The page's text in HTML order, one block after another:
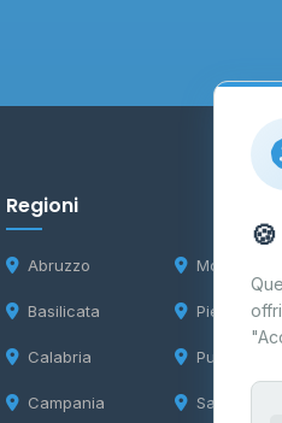
Regioni
Abruzzo
Basilicata
Calabria
Campania
Molise
Piemonte
Puglia
Sardegna